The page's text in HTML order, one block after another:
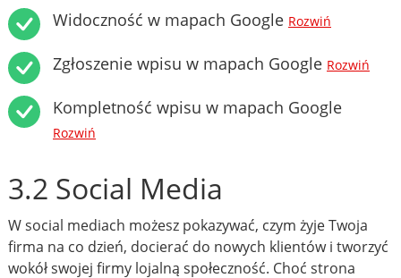
Widoczność w mapach Google Rozwiń
Zgłoszenie wpisu w mapach Google Rozwiń
Kompletność wpisu w mapach Google
Rozwiń
3.2 Social Media
W social mediach możesz pokazywać, czym żyje Twoja
firma na co dzień, docierać do nowych klientów i tworzyć
wokół swojej firmy lojalną społeczność. Choć strona